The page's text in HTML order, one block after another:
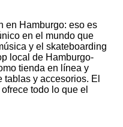
en Hamburgo: eso es
en el mundo que
y el skateboarding
local de Hamburgo-
tienda en línea y
y accesorios. El
ofrece todo lo que el